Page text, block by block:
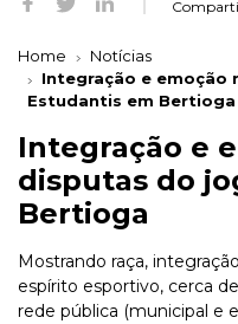
Home
Notícias
Integração e emoção
Estudantis em Bertioga
Integração e
disputas do
Bertioga
Mostrando raça,
espírito esportivo, cerca
rede pública (municipal e